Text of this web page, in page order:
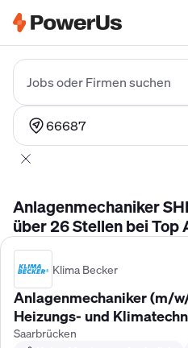
Jobs oder Firmen suchen
66687
Anlagenmechaniker
über 26 Stellen bei
Klima Becker
Anlagenmechaniker (m/
Heizungs- und
Saarbrücken